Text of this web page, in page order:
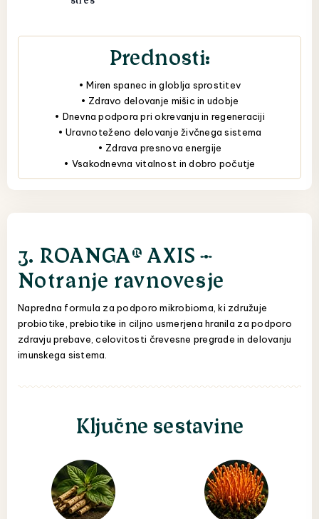
Prednosti:
• Miren spanec in globlja sprostitev
• Zdravo delovanje mišic in udobje
• Dnevna podpora pri okrevanju in regeneraciji
• Uravnoteženo delovanje živčnega sistema
• Zdrava presnova energije
• Vsakodnevna vitalnost in dobro počutje
3. ROANGA® AXIS –
Notranje ravnovesje
Napredna formula za podporo mikrobioma, ki združuje
probiotike, prebiotike in ciljno usmerjena hranila za podporo
zdravju prebave, celovitosti črevesne pregrade in delovanju
imunskega sistema.
Ključne sestavine